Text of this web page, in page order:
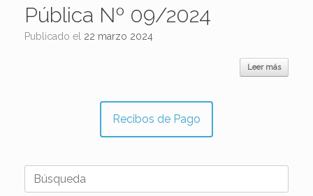
Pública Nº 09/2024
Publicado el 22 marzo 2024
Leer más
Recibos de Pago
Buscar: